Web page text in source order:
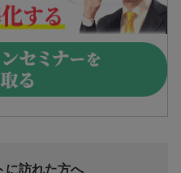
に訪れた方へ